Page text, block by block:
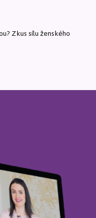
Zkus sílu ženského